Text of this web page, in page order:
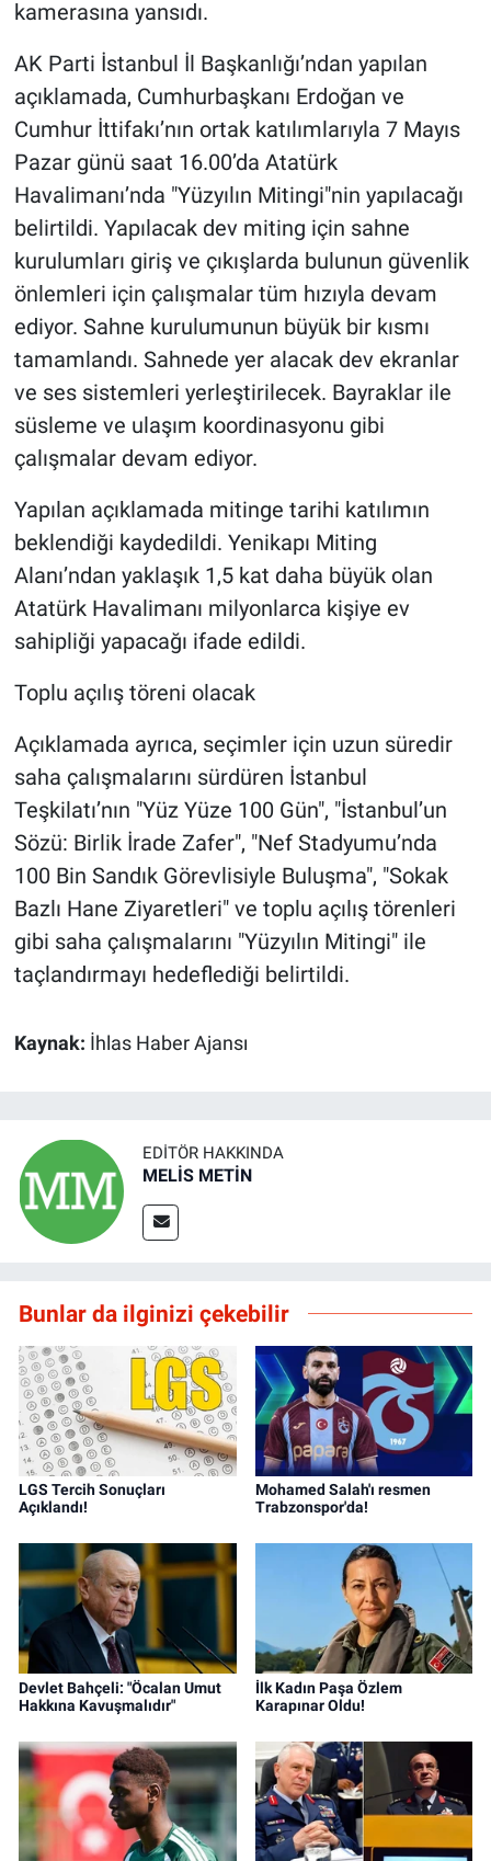
kamerasına yansıdı.
AK Parti İstanbul İl Başkanlığı’ndan yapılan
açıklamada, Cumhurbaşkanı Erdoğan ve
Cumhur İttifakı’nın ortak katılımlarıyla 7 Mayıs
Pazar günü saat 16.00’da Atatürk
Havalimanı’nda "Yüzyılın Mitingi"nin yapılacağı
belirtildi. Yapılacak dev miting için sahne
kurulumları giriş ve çıkışlarda bulunun güvenlik
önlemleri için çalışmalar tüm hızıyla devam
ediyor. Sahne kurulumunun büyük bir kısmı
tamamlandı. Sahnede yer alacak dev ekranlar
ve ses sistemleri yerleştirilecek. Bayraklar ile
süsleme ve ulaşım koordinasyonu gibi
çalışmalar devam ediyor.
Yapılan açıklamada mitinge tarihi katılımın
beklendiği kaydedildi. Yenikapı Miting
Alanı’ndan yaklaşık 1,5 kat daha büyük olan
Atatürk Havalimanı milyonlarca kişiye ev
sahipliği yapacağı ifade edildi.
Toplu açılış töreni olacak
Açıklamada ayrıca, seçimler için uzun süredir
saha çalışmalarını sürdüren İstanbul
Teşkilatı’nın "Yüz Yüze 100 Gün", "İstanbul’un
Sözü: Birlik İrade Zafer", "Nef Stadyumu’nda
100 Bin Sandık Görevlisiyle Buluşma", "Sokak
Bazlı Hane Ziyaretleri" ve toplu açılış törenleri
gibi saha çalışmalarını "Yüzyılın Mitingi" ile
taçlandırmayı hedeflediği belirtildi.
Kaynak: İhlas Haber Ajansı
EDITÖR HAKKINDA
MELİS METİN
Bunlar da ilginizi çekebilir
LGS Tercih Sonuçları
Açıklandı!
Mohamed Salah'ı resmen
Trabzonspor'da!
Devlet Bahçeli: "Öcalan Umut
Hakkına Kavuşmalıdır"
İlk Kadın Paşa Özlem
Karapınar Oldu!